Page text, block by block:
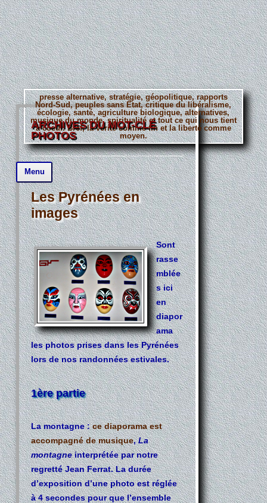
presse alternative, stratégie, géopolitique, rapports
Nord-Sud, peuples sans État, critique du libéralisme,
écologie, santé, agriculture biologique, alternatives,
musique du monde, spiritualité et tout ce qui nous tient
à coeur. Bref, la vérité comme fin et la liberté comme
moyen.
Menu
Aller
au
contenu
principal
ARCHIVES DU MOT-CLÉ
PHOTOS
Les Pyrénées en
images
Sont
rasse
mblée
s ici
en
diapor
ama
les photos prises dans les Pyrénées
lors de nos randonnées estivales.
1ère partie
La montagne:ce diaporama est
accompagné de musique,La
montagneinterprétée par notre
regretté Jean Ferrat. La durée
d’exposition d’une photo est réglée
à 4 secondes pour que l’ensemble